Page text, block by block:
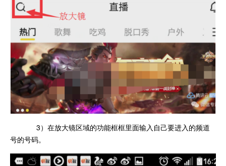
3）在放大镜区域的功能框框里面输入自己要进入的频道
号的号码。